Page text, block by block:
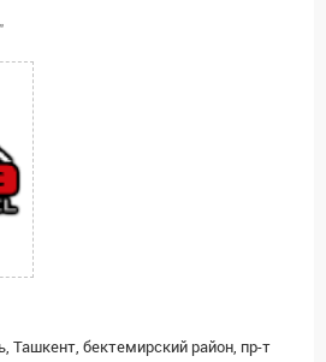
Ташкент, бектемирский район, пр-т